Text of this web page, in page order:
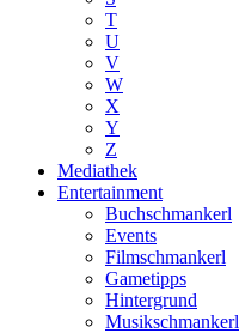
T
U
V
W
X
Y
Z
Mediathek
Entertainment
Buchschmankerl
Events
Filmschmankerl
Gametipps
Hintergrund
Musikschmankerl